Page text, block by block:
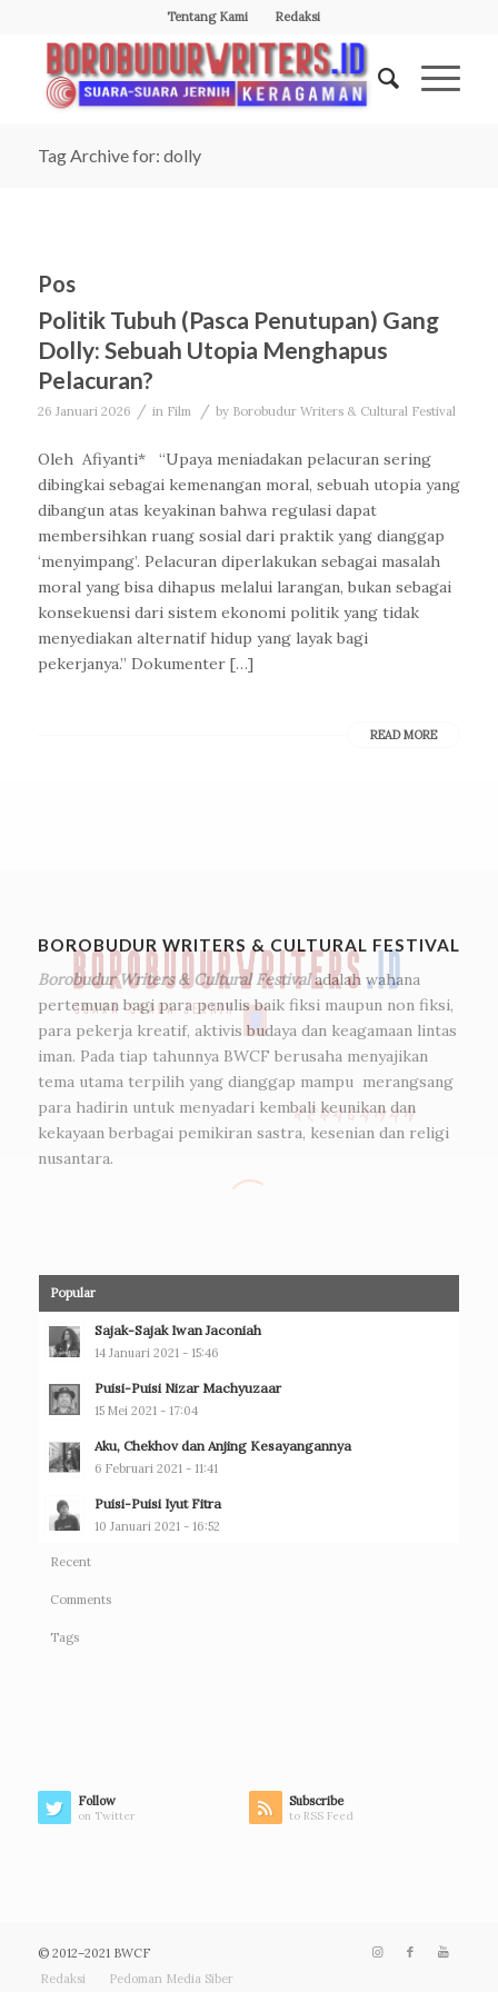
Tentang Kami Redaksi
Tag Archive for: dolly
Pos
Politik Tubuh (Pasca Penutupan) Gang
Dolly: Sebuah Utopia Menghapus
Pelacuran?
26 Januari 2026 / in Film / by Borobudur Writers & Cultural Festival
Oleh Afiyanti* “Upaya meniadakan pelacuran sering
dibingkai sebagai kemenangan moral, sebuah utopia yang
dibangun atas keyakinan bahwa regulasi dapat
membersihkan ruang sosial dari praktik yang dianggap
‘menyimpang’. Pelacuran diperlakukan sebagai masalah
moral yang bisa dihapus melalui larangan, bukan sebagai
konsekuensi dari sistem ekonomi politik yang tidak
menyediakan alternatif hidup yang layak bagi
pekerjanya.” Dokumenter […]
READ MORE
BOROBUDUR WRITERS & CULTURAL FESTIVAL
Borobudur Writers & Cultural Festivaladalah wahana
pertemuan bagi para penulis baik fiksi maupun non fiksi,
para pekerja kreatif, aktivis budaya dan keagamaan lintas
iman. Pada tiap tahunnya BWCF berusaha menyajikan
tema utama terpilih yang dianggap mampu merangsang
para hadirin untuk menyadari kembali keunikan dan
kekayaan berbagai pemikiran sastra, kesenian dan religi
nusantara.
Popular
Sajak-Sajak Iwan Jaconiah
14 Januari 2021 - 15:46
Puisi-Puisi Nizar Machyuzaar
15 Mei 2021 - 17:04
Aku, Chekhov dan Anjing Kesayangannya
6 Februari 2021 - 11:41
Puisi-Puisi Iyut Fitra
10 Januari 2021 - 16:52
Recent
Comments
Tags
Follow
on Twitter
Subscribe
to RSS Feed
© 2012–2021 BWCF
Redaksi
Pedoman Media Siber